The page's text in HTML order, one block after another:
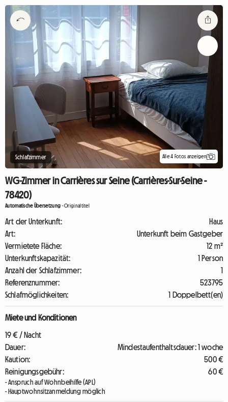
Schlafzimmer Alle 4 Fotos anzeigen
WG-Zimmer in Carrières sur Seine (Carrières-Sur-Seine -
78420)
Automatische Übersetzung -Originaltitel
Art der Unterkunft:
Haus
Art:
Unterkunft beim Gastgeber
Vermietete Fläche:
12 m²
Unterkunftskapazität:
1 Person
Anzahl der Schlafzimmer:
1
Referenznummer:
523795
Schlafmöglichkeiten:
1 Doppelbett(en)
Miete und Konditionen
19 € / Nacht
Dauer:
Mindestaufenthaltsdauer: 1 woche
Kaution:
500 €
Reinigungsgebühr:
60 €
- Anspruch auf Wohnbeihilfe (APL)
- Hauptwohnsitzanmeldung möglich